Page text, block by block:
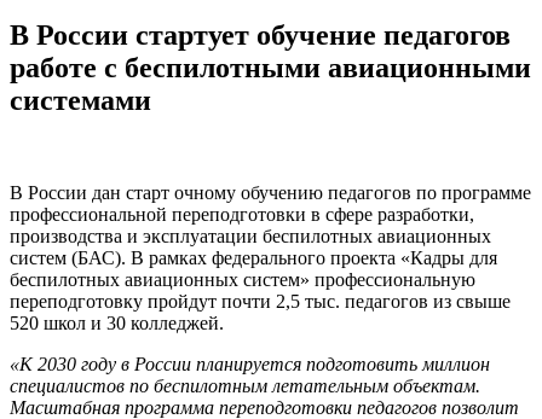
В России стартует обучение педагогов
работе с беспилотными авиационными
системами
В России дан старт очному обучению педагогов по программе
профессиональной переподготовки в сфере разработки,
производства и эксплуатации беспилотных авиационных
систем (БАС). В рамках федерального проекта «Кадры для
беспилотных авиационных систем» профессиональную
переподготовку пройдут почти 2,5 тыс. педагогов из свыше
520 школ и 30 колледжей.
«К 2030 году в России планируется подготовить миллион
специалистов по беспилотным летательным объектам.
Масштабная программа переподготовки педагогов позволит